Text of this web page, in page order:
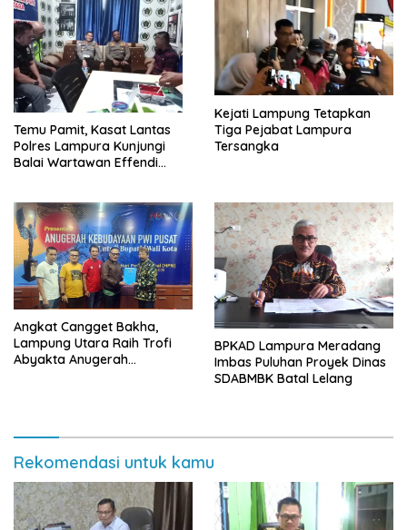
Temu Pamit, Kasat Lantas
Polres Lampura Kunjungi
Balai Wartawan Effendi
Kejati Lampung Tetapkan
Tiga Pejabat Lampura
Tersangka
Angkat Cangget Bakha,
Lampung Utara Raih Trofi
Abyakta Anugerah
BPKAD Lampura Meradang
Imbas Puluhan Proyek Dinas
SDABMBK Batal Lelang
Rekomendasi untuk kamu